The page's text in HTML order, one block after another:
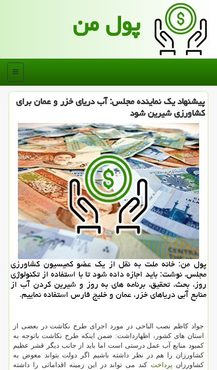
پول من
منو
پیشنهاد یك نماینده مجلس: آب دریای خزر و عمان برای
كشاورزی شیرین شود
پول من: خانه ملت به نقل از یك عضو كمیسیون كشاورزی
مجلس، نوشت: باید اجازه داده شود تا با استفاده از تكنولوژی
روز، بحث، تحقیق، برنامه های به روز و شیرین كردن آب از
منابع آبی دریاهای خزر، عمان و خلیج فارس استفاده نماییم.
جواد كاظم نصب الباحی در مورد اجرای طرح نكاشت در بعضی از
استان های كشور، اظهارداشت: ضمن اینكه طرح نكاشت باتوجه به
كمبود منابع آب عمل درستی است اما باید از جانب دیگر قشر عظیم
كشاورزان را هم در نظر داشته باشیم اگر دولت بتواند معوض به
كشاورزان پرداخت كند می تواند در این زمینه اقداماتی را داشته